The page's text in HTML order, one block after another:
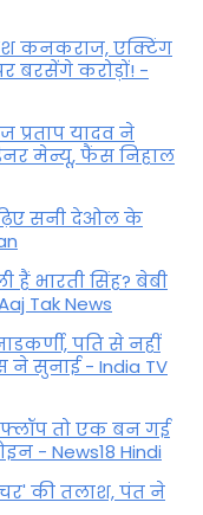
कनकराज, एक्टिंग
बरसेंगे करोड़ों! -
प्रताप यादव ने
मेन्यू, फैंस न‍िहाल
सनी देओल के
हैं भारती सिंह? बेबी
Tak News
पति से नहीं
ने सुनाई - India TV
तो एक बन गई
- News18 Hindi
की तलाश, पंत ने